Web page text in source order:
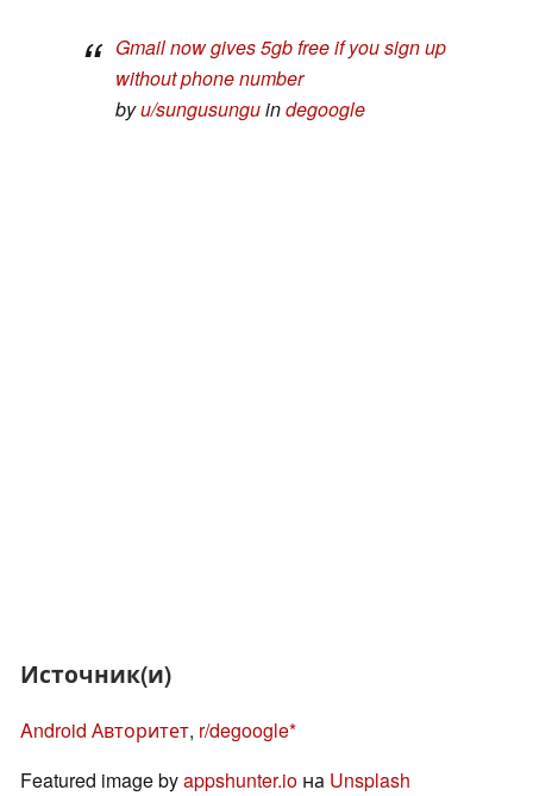
Gmail now gives 5gb free if you sign up
without phone number
byu/sungusunguindegoogle
Источник(и)
Android Авторитет, r/degoogle
Featured image byappshunter.io на Unsplash